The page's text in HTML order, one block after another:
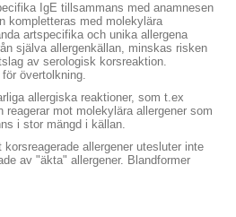
IgE tillsammans med anamnesen
kompletteras med molekylära
artspecifika och unika allergena
själva allergenkällan, minskas risken
av serologisk korsreaktion.
övertolkning.
allergiska reaktioner, som t.ex
mot molekylära allergener som
i stor mängd i källan.
allergener utesluter inte
av "äkta" allergener. Blandformer